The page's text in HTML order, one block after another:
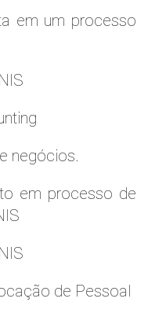
em um processo
negócios.
em processo de
de Pessoal